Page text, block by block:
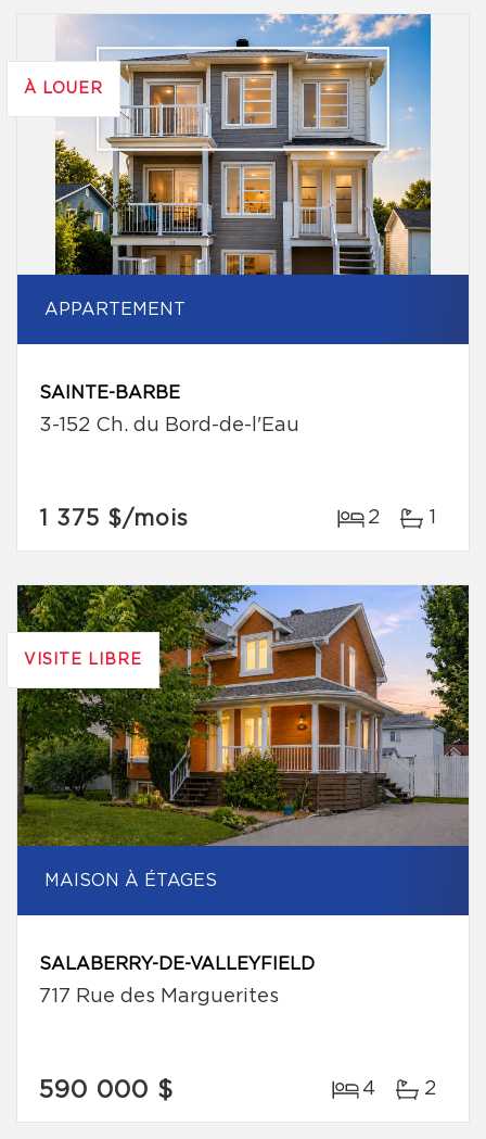
À LOUER
APPARTEMENT
SAINTE-BARBE
3-152 Ch. du Bord-de-l'Eau
1 375 $/mois 2 1
VISITE LIBRE
MAISON À ÉTAGES
SALABERRY-DE-VALLEYFIELD
717 Rue des Marguerites
590 000 $ 4 2